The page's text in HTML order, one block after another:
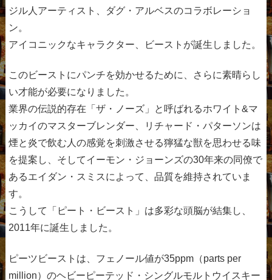
ジル人アーティスト、ダグ・アルベスのコラボレーショ
ン。
アイコニックなキャラクター、ビーストが誕生しました。
このビーストにパンチを効かせるために、さらに素晴らし
い才能が必要になりました。
業界の伝説的存在「ザ・ノーズ」と呼ばれるホワイト&マ
ッカイのマスターブレンダー、リチャード・パターソンは
煙と炎で飲む人の感覚を刺激させる獰猛な獣を思わせる味
を提案し、そしてイーモン・ジョーンズの30年来の同僚で
あるエイダン・スミスによって、品質を維持されていま
す。
こうして「ピート・ビースト」は多彩な頭脳が結集し、
2011年に誕生しました。
ピーツビーストは、フェノール値が35ppm（parts per
million）のヘビーピーテッド・シングルモルトウイスキー